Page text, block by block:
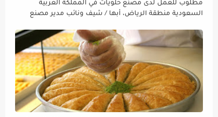
مطلوب للعمل لدى مصنع حلويات في المملكة العربية
السعودية منطقة الرياض، أبها / شيف ونائب مدير مصنع